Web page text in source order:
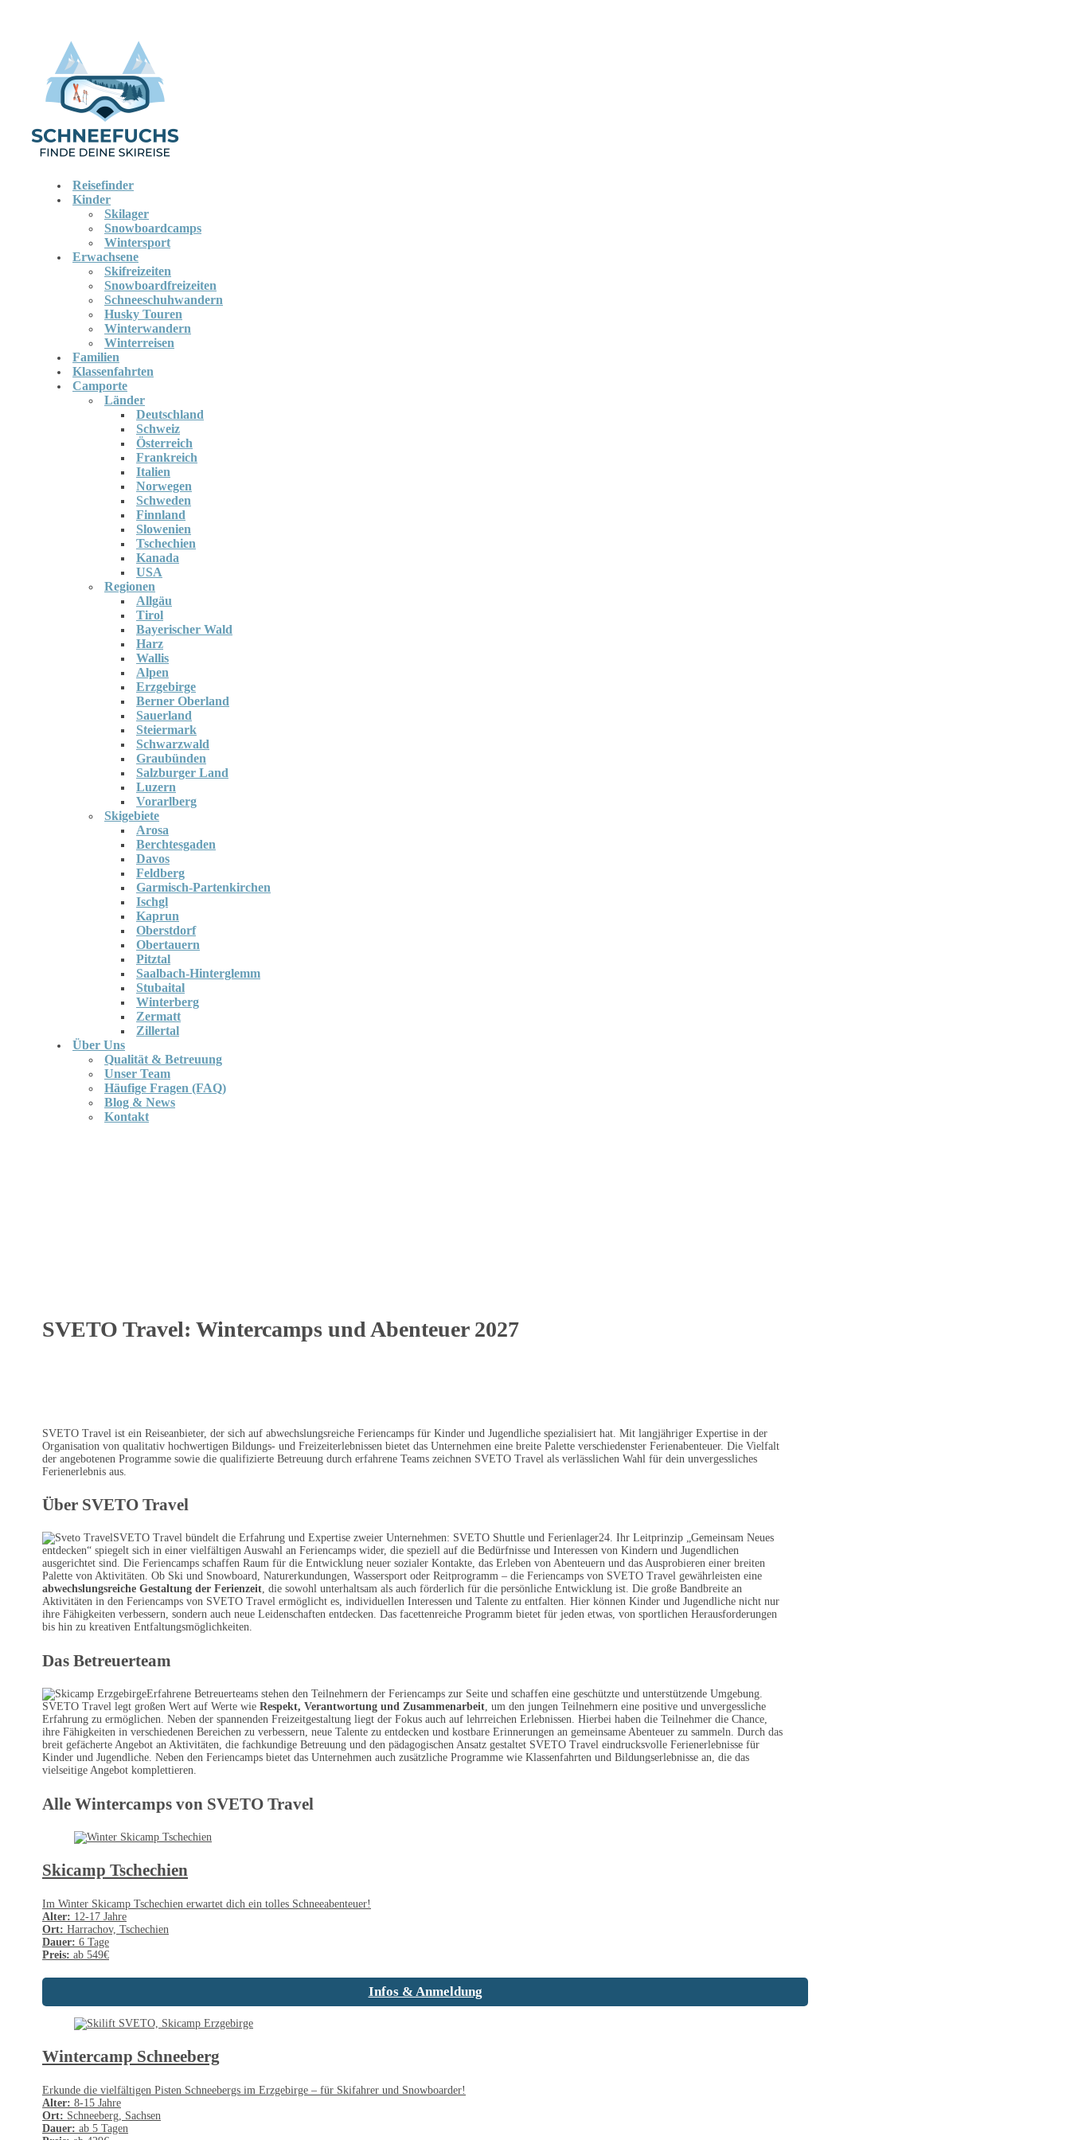
Reisefinder
Kinder
Skilager
Snowboardcamps
Wintersport
Erwachsene
Skifreizeiten
Snowboardfreizeiten
Schneeschuhwandern
Husky Touren
Winterwandern
Winterreisen
Familien
Klassenfahrten
Camporte
Länder
Deutschland
Schweiz
Österreich
Frankreich
Italien
Norwegen
Schweden
Finnland
Slowenien
Tschechien
Kanada
USA
Regionen
Allgäu
Tirol
Bayerischer Wald
Harz
Wallis
Alpen
Erzgebirge
Berner Oberland
Sauerland
Steiermark
Schwarzwald
Graubünden
Salzburger Land
Luzern
Vorarlberg
Skigebiete
Arosa
Berchtesgaden
Davos
Feldberg
Garmisch-Partenkirchen
Ischgl
Kaprun
Oberstdorf
Obertauern
Pitztal
Saalbach-Hinterglemm
Stubaital
Winterberg
Zermatt
Zillertal
Über Uns
Qualität & Betreuung
Unser Team
Häufige Fragen (FAQ)
Blog & News
Kontakt
SVETO Travel: Wintercamps und Abenteuer 2027
SVETO Travel ist ein Reiseanbieter, der sich auf abwechslungsreiche Feriencamps für Kinder und Jugendliche spezialisiert hat. Mit langjähriger Expertise in der
Organisation von qualitativ hochwertigen Bildungs- und Freizeiterlebnissen bietet das Unternehmen eine breite Palette verschiedenster Ferienabenteuer. Die Vielfalt
der angebotenen Programme sowie die qualifizierte Betreuung durch erfahrene Teams zeichnen SVETO Travel als verlässlichen Wahl für dein unvergessliches
Ferienerlebnis aus.
Über SVETO Travel
SVETO Travel bündelt die Erfahrung und Expertise zweier Unternehmen: SVETO Shuttle und Ferienlager24. Ihr Leitprinzip „Gemeinsam Neues
entdecken“ spiegelt sich in einer vielfältigen Auswahl an Feriencamps wider, die speziell auf die Bedürfnisse und Interessen von Kindern und Jugendlichen
ausgerichtet sind. Die Feriencamps schaffen Raum für die Entwicklung neuer sozialer Kontakte, das Erleben von Abenteuern und das Ausprobieren einer breiten
Palette von Aktivitäten. Ob Ski und Snowboard, Naturerkundungen, Wassersport oder Reitprogramm – die Feriencamps von SVETO Travel gewährleisten eine
abwechslungsreiche Gestaltung der Ferienzeit, die sowohl unterhaltsam als auch förderlich für die persönliche Entwicklung ist. Die große Bandbreite an
Aktivitäten in den Feriencamps von SVETO Travel ermöglicht es, individuellen Interessen und Talente zu entfalten. Hier können Kinder und Jugendliche nicht nur
ihre Fähigkeiten verbessern, sondern auch neue Leidenschaften entdecken. Das facettenreiche Programm bietet für jeden etwas, von sportlichen Herausforderungen
bis hin zu kreativen Entfaltungsmöglichkeiten.
Das Betreuerteam
Erfahrene Betreuerteams stehen den Teilnehmern der Feriencamps zur Seite und schaffen eine geschützte und unterstützende Umgebung.
SVETO Travel legt großen Wert auf Werte wie Respekt, Verantwortung und Zusammenarbeit, um den jungen Teilnehmern eine positive und unvergessliche
Erfahrung zu ermöglichen. Neben der spannenden Freizeitgestaltung liegt der Fokus auch auf lehrreichen Erlebnissen. Hierbei haben die Teilnehmer die Chance,
ihre Fähigkeiten in verschiedenen Bereichen zu verbessern, neue Talente zu entdecken und kostbare Erinnerungen an gemeinsame Abenteuer zu sammeln. Durch das
breit gefächerte Angebot an Aktivitäten, die fachkundige Betreuung und den pädagogischen Ansatz gestaltet SVETO Travel eindrucksvolle Ferienerlebnisse für
Kinder und Jugendliche. Neben den Feriencamps bietet das Unternehmen auch zusätzliche Programme wie Klassenfahrten und Bildungserlebnisse an, die das
vielseitige Angebot komplettieren.
Alle Wintercamps von SVETO Travel
Skicamp Tschechien
Im Winter Skicamp Tschechien erwartet dich ein tolles Schneeabenteuer!
Alter: 12-17 Jahre
Ort: Harrachov, Tschechien
Dauer: 6 Tage
Preis: ab 549€
Infos & Anmeldung
Wintercamp Schneeberg
Erkunde die vielfältigen Pisten Schneebergs im Erzgebirge – für Skifahrer und Snowboarder!
Alter: 8-15 Jahre
Ort: Schneeberg, Sachsen
Dauer: ab 5 Tagen